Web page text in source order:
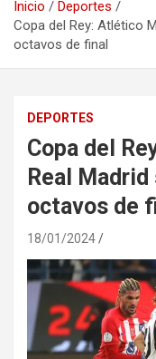
Inicio
Deportes
Copa del Rey: Atlético
octavos de final
DEPORTES
Copa del
Real
octavos de
18/01/2024